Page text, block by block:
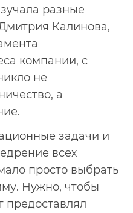
разные
Калинова,
компании, с
не
а
задачи и
всех
просто выбрать
Нужно, чтобы
предоставлял